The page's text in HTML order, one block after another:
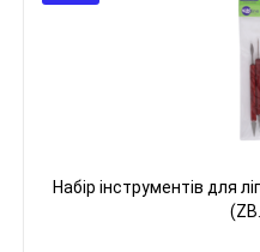
Набір інструментів для